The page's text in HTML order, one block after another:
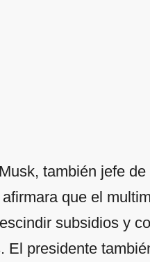
también jefe
que el
subsidios y
El presidente